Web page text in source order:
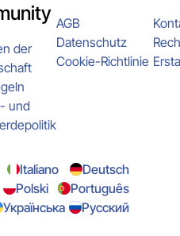
der
und
AGB
Datenschutz
Cookie-Richtlinie
Italiano
Deutsch
Polski
Português
Українська
Русский